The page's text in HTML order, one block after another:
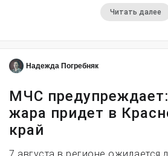
Читать далее
Надежда Погребняк
МЧС
жара придет в
край
7 августа в регионе ожидается